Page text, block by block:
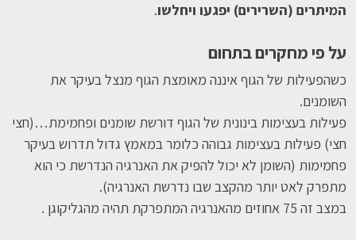
המיתרים (השרירים) יפגעו ויחלשו.
על פי מחקרים בתחום
כשהפעילות של הגוף איננה מאומצת הגוף מנצל בעיקר את
השומנים.
פעילות בעצימות בינונית של הגוף דורשת שומנים ופחמימת…(חצי
חצי) פעילות בעצימות גבוהה כלומר במאמץ גדול תדרוש בעיקר
פחמימות (השומן לא יכול להפיק את האנרגיה הנדרשת כי הוא
מתפרק לאט יותר מהקצב שבו נדרשת האנרגיה).
במצב זה 75 אחוזים מהאנרגיה המתפרקת תהיה מהגליקוגן .